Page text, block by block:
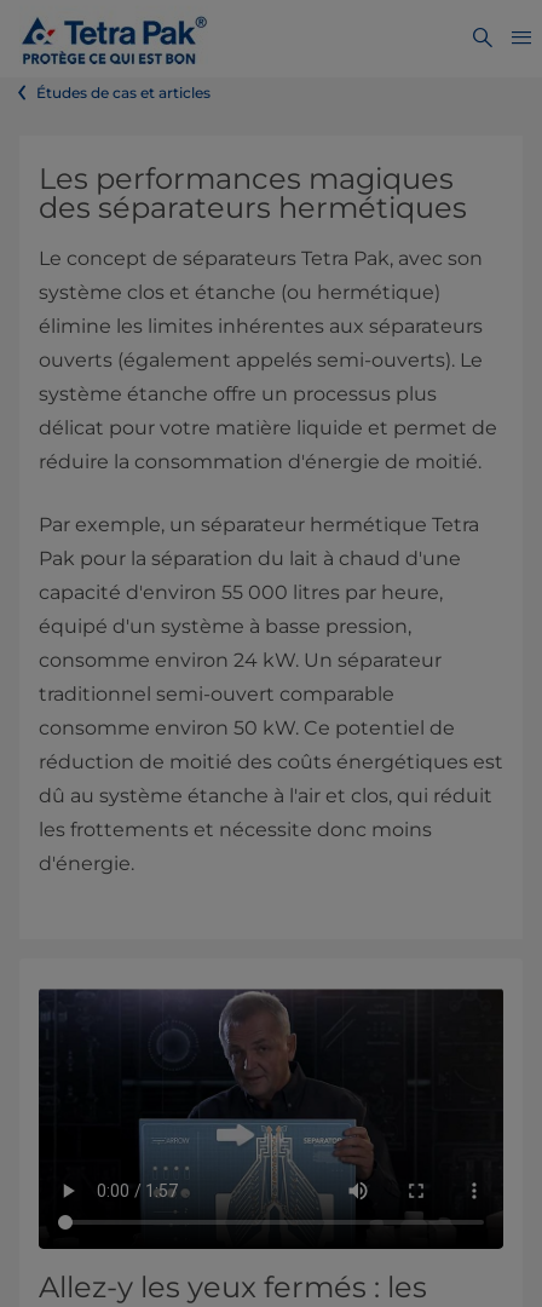
Études de cas et articles
Les performances magiques
des séparateurs hermétiques
Le concept de séparateurs Tetra Pak, avec son
système clos et étanche (ou hermétique)
élimine les limites inhérentes aux séparateurs
ouverts (également appelés semi-ouverts). Le
système étanche offre un processus plus
délicat pour votre matière liquide et permet de
réduire la consommation d'énergie de moitié.
Par exemple, un séparateur hermétique Tetra
Pak pour la séparation du lait à chaud d'une
capacité d'environ 55 000 litres par heure,
équipé d'un système à basse pression,
consomme environ 24 kW. Un séparateur
traditionnel semi-ouvert comparable
consomme environ 50 kW. Ce potentiel de
réduction de moitié des coûts énergétiques est
dû au système étanche à l'air et clos, qui réduit
les frottements et nécessite donc moins
d'énergie.
Allez-y les yeux fermés : les